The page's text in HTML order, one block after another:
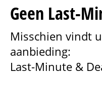
Geen Last-
Misschien vindt
aanbieding:
Last-Minute &